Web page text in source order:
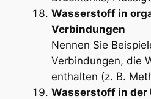
Wasserstoff in
Verbindungen
Nennen Sie
Verbindungen, die
enthalten (z. B.
Wasserstoff in der